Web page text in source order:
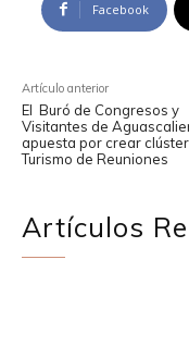
Facebook
Artículo anterior
El Buró de Congresos y
Visitantes de
apuesta por crear
Turismo de Reuniones
Artículos